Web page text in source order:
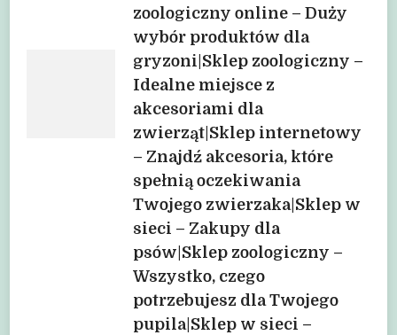
zoologiczny online – Duży
wybór produktów dla
gryzoni|Sklep zoologiczny –
Idealne miejsce z
akcesoriami dla
zwierząt|Sklep internetowy
– Znajdź akcesoria, które
spełnią oczekiwania
Twojego zwierzaka|Sklep w
sieci – Zakupy dla
psów|Sklep zoologiczny –
Wszystko, czego
potrzebujesz dla Twojego
pupila|Sklep w sieci –